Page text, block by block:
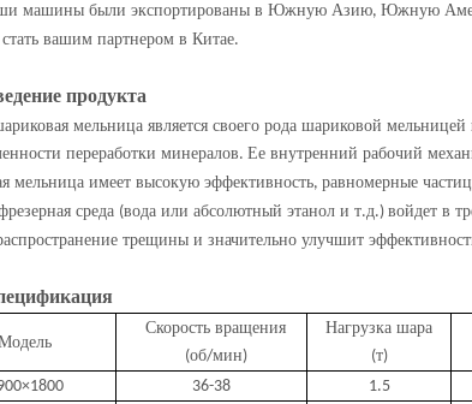
машины были экспортированы в Южную Азию, Южную
стать вашим партнером в Китае.
продукта
мельница является своего рода шариковой
переработки минералов. Ее внутренний рабочий
мельница имеет высокую эффективность, равномерные
среда (вода или абсолютный этанол и т.д.) войдет в
трещины и значительно улучшит
Скорость вращения
(об/мин)
Нагрузка шара
(т)
36-38 1.5